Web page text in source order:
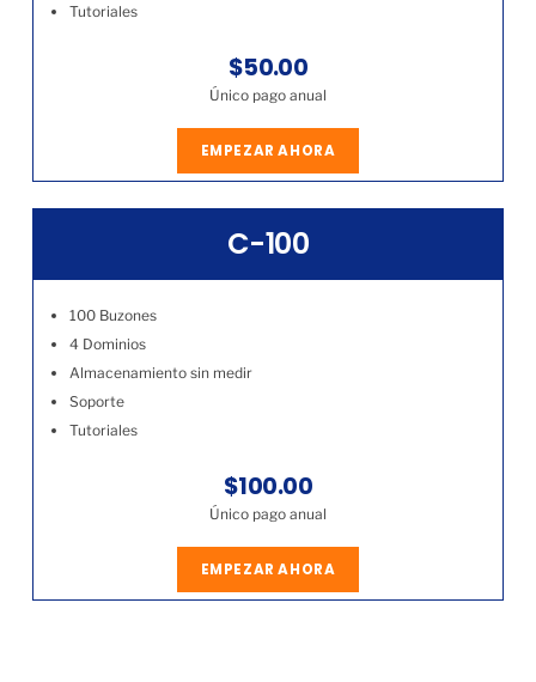
Tutoriales
$50.00
Único pago anual
EMPEZAR AHORA
C-100
100 Buzones
4 Dominios
Almacenamiento sin medir
Soporte
Tutoriales
$100.00
Único pago anual
EMPEZAR AHORA